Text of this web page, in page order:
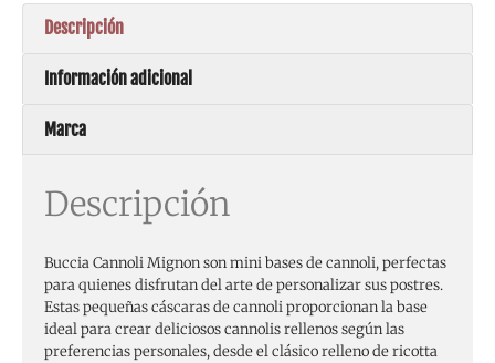
Descripción
Información adicional
Marca
Descripción
Buccia Cannoli Mignon son mini bases de cannoli, perfectas
para quienes disfrutan del arte de personalizar sus postres.
Estas pequeñas cáscaras de cannoli proporcionan la base
ideal para crear deliciosos cannolis rellenos según las
preferencias personales, desde el clásico relleno de ricotta